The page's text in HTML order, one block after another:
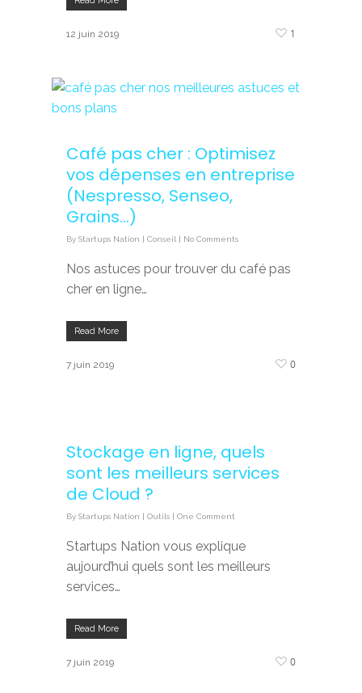
12 juin 2019 1
Café pas cher : Optimisez
vos dépenses en entreprise
(Nespresso, Senseo,
Grains…)
By Startups Nation | Conseil | No Comments
Nos astuces pour trouver du café pas
cher en ligne…
Read More
7 juin 2019 0
Stockage en ligne, quels
sont les meilleurs services
de Cloud ?
By Startups Nation | Outils | One Comment
Startups Nation vous explique
aujourd’hui quels sont les meilleurs
services…
Read More
7 juin 2019 0